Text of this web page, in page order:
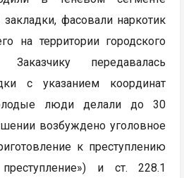
фасовали наркотик
на территории городского
передавалась
с указанием координат
люди делали до 30
возбуждено уголовное
к преступлению
и ст. 228.1